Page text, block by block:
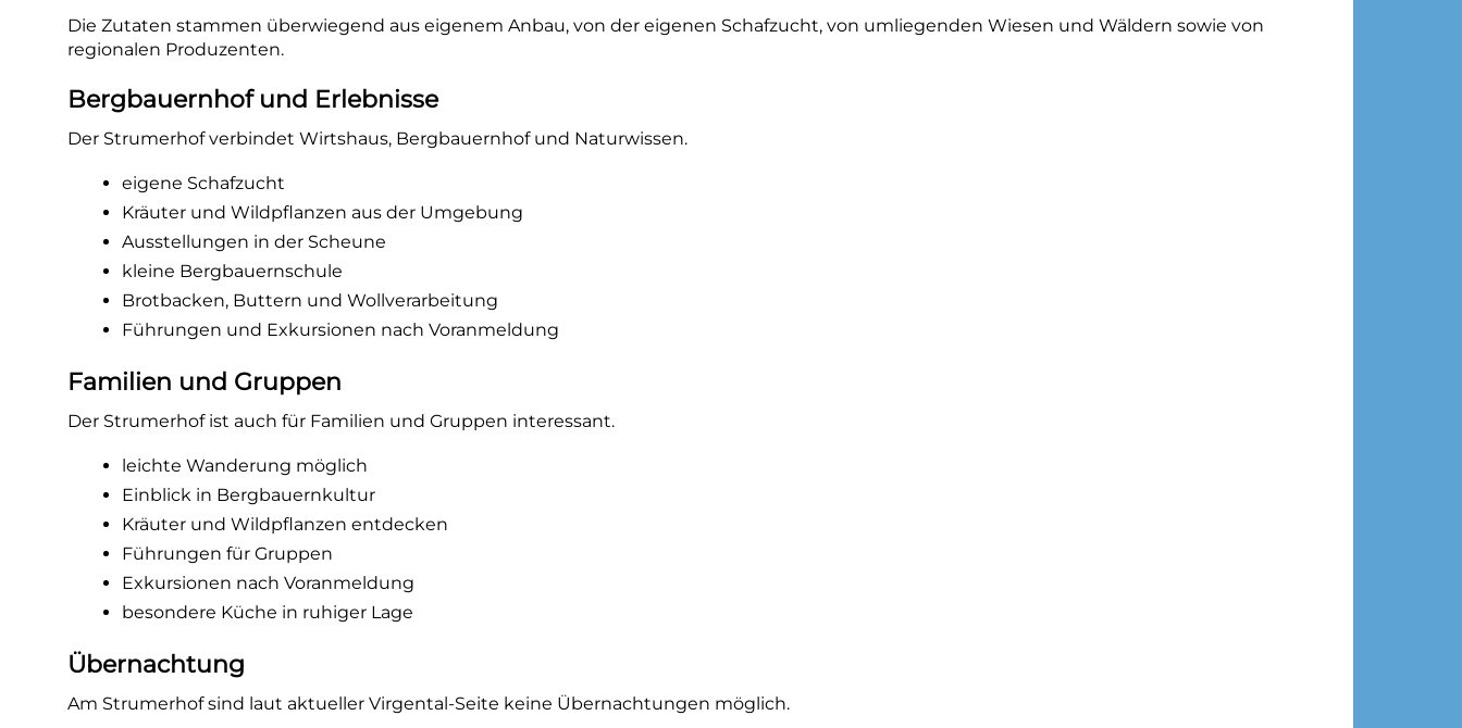
Die Zutaten stammen überwiegend aus eigenem Anbau, von der eigenen Schafzucht, von umliegenden Wiesen und Wäldern sowie von
regionalen Produzenten.
Bergbauernhof und Erlebnisse
Der Strumerhof verbindet Wirtshaus, Bergbauernhof und Naturwissen.
eigene Schafzucht
Kräuter und Wildpflanzen aus der Umgebung
Ausstellungen in der Scheune
kleine Bergbauernschule
Brotbacken, Buttern und Wollverarbeitung
Führungen und Exkursionen nach Voranmeldung
Familien und Gruppen
Der Strumerhof ist auch für Familien und Gruppen interessant.
leichte Wanderung möglich
Einblick in Bergbauernkultur
Kräuter und Wildpflanzen entdecken
Führungen für Gruppen
Exkursionen nach Voranmeldung
besondere Küche in ruhiger Lage
Übernachtung
Am Strumerhof sind laut aktueller Virgental-Seite keine Übernachtungen möglich.